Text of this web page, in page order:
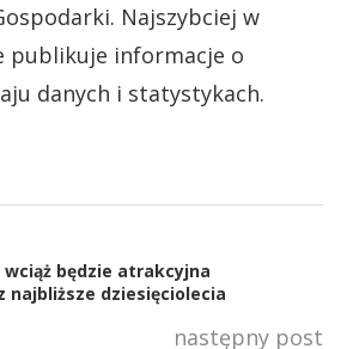
Najszybciej w
publikuje informacje o
danych i statystykach.
wciąż będzie atrakcyjna
najbliższe dziesięciolecia
następny post